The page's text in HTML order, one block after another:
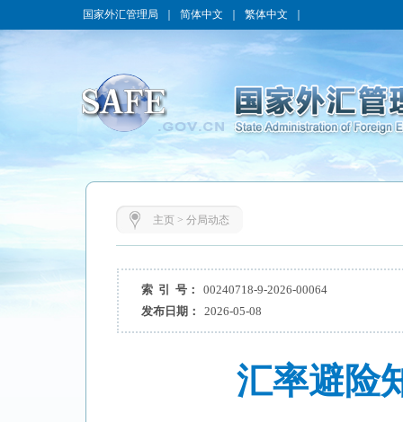
国家外汇管理局 简体中文 繁体中文
主页> 分局动态
索 引 号：
00240718-9-2026-00064
发布日期：
2026-05-08
汇率避险